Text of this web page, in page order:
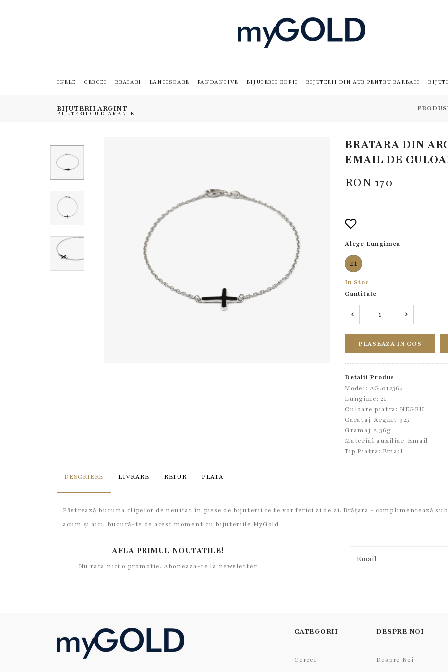
INELE CERCEI BRATARI LANTISOARE PANDANTIVE BIJUTERII COPII BIJUTERII DIN AUR PENTRU BARBATI
BIJUTERII CU DIAMANTE
BIJUTERII ARGINT
BRATARA DIN
EMAIL DE
RON 170
Alege Lungimea
21
In Stoc
Cantitate
PLASEAZA IN COS
Detalii Produs
Model: AG.012364
Lungime: 21
Culoare piatra: NEGRU
Carataj: Argint 925
Gramaj: 2.36g
Material auxiliar:Email
Tip Piatra: Email
DESCRIERE LIVRARE RETUR PLATA
Păstrează bucuria clipelor de neuitat în piese de bijuterii ce te vor ferici zi de zi. Brățara - complimentează
acum și aici, bucură-te de acest moment cu bijuteriile MyGold.
AFLA PRIMUL NOUTATILE!
Nu rata nici o promotie. Aboneaza-te la newsletter
CATEGORII
Cercei
DESPRE NOI
Despre Noi